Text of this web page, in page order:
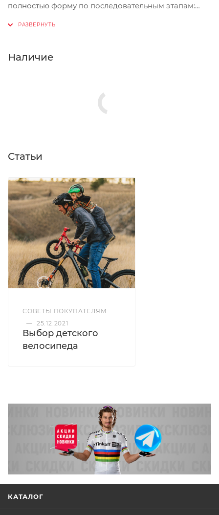
Седло: Black Leather, designed color handle
Подседельный штырь: Aluminum 25.4*250
полностью форму по последовательным этапам:
Нажмите кнопку «Оформить заказ».
Наличие
Статьи
СОВЕТЫ ПОКУПАТЕЛЯМ
— 25.12.2021
Выбор детского
велосипеда
КАТАЛОГ